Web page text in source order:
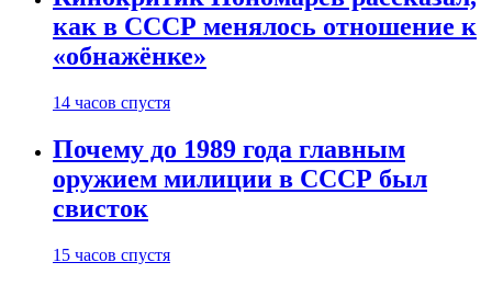
как в СССР менялось отношение к
«обнажёнке»
14 часов спустя
Почему до 1989 года главным
оружием милиции в СССР был
свисток
15 часов спустя